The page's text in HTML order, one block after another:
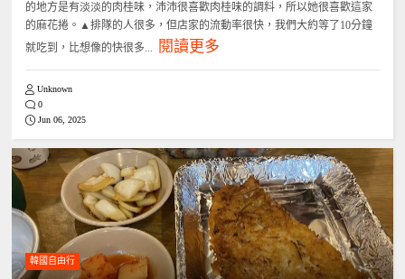
的地方是有淡淡的肉桂味，沛沛很喜歡肉桂味的調料，所以她很喜歡這家
的麻花捲。▲排隊的人很多，但店家的流動率很快，我們大約等了10分鐘
就吃到，比想像的快很多...
閱讀更多
Unknown
0
Jun 06, 2025
韓國自由行